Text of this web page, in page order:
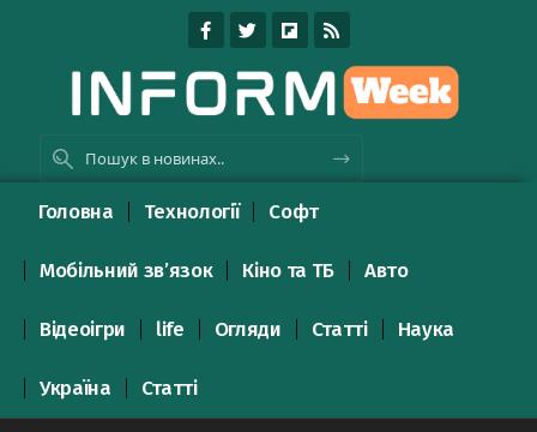
Головна Технології Софт
Мобільний зв’язок Кіно та ТБ Авто
Відеоігри life Огляди Статті Наука
Україна Статті